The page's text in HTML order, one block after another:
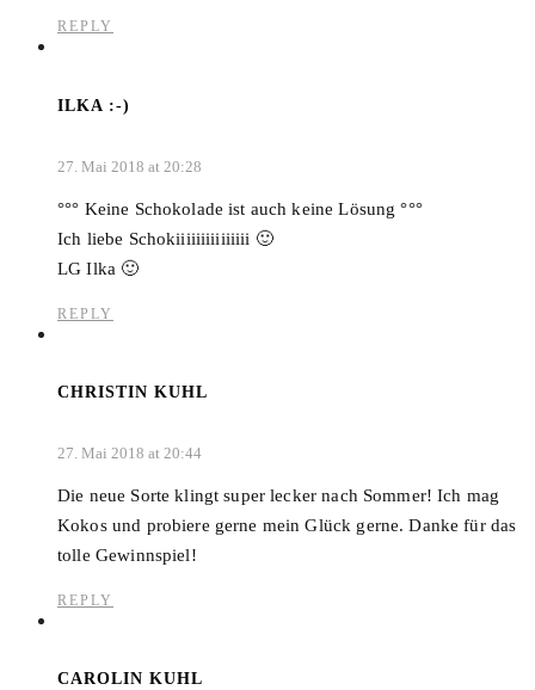
REPLY
ILKA :-)
27. Mai 2018 at 20:28
°°° Keine Schokolade ist auch keine Lösung °°°
Ich liebe Schokiiiiiiiiiiiiiii 🙂
LG Ilka 🙂
REPLY
CHRISTIN KUHL
27. Mai 2018 at 20:44
Die neue Sorte klingt super lecker nach Sommer! Ich mag
Kokos und probiere gerne mein Glück gerne. Danke für das
tolle Gewinnspiel!
REPLY
CAROLIN KUHL